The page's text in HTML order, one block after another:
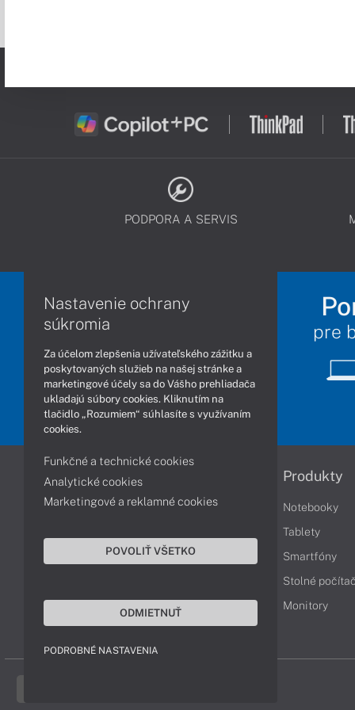
PODPORA A SERVIS
pre
Informácie
Obchodné podmienky
Ochrana osobných údajov
Vyhlásenie o prístupnosti
Cookies
Produkty
Notebooky
Tablety
Smartfóny
Stolné
Monitory
Nastavenie ochrany
súkromia
Za účelom zlepšenia užívateľského zážitku a
poskytovaných služieb na našej stránke a
marketingové účely sa do Vášho prehliadača
ukladajú súbory cookies. Kliknutím na
tlačidlo „Rozumiem“ súhlasíte s využívaním
cookies.
Funkčné a technické cookies
Analytické cookies
Marketingové a reklamné cookies
POVOLIŤ VŠETKO
ODMIETNUŤ
PODROBNÉ NASTAVENIA